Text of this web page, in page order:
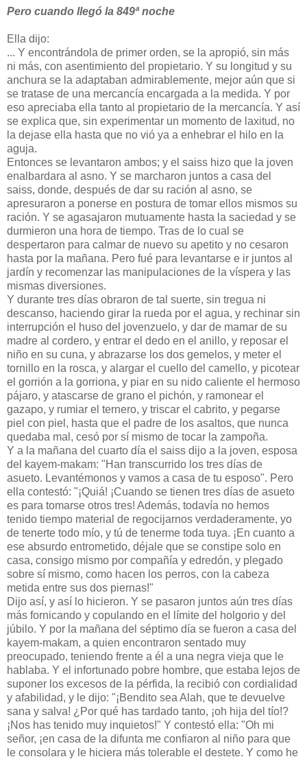
Pero cuando llegó la 849ª noche
Ella dijo:
... Y encontrándola de primer orden, se la apropió, sin más
ni más, con asentimiento del propietario. Y su longitud y su
anchura se la adaptaban admirablemente, mejor aún que si
se tratase de una mercancía encargada a la medida. Y por
eso apreciaba ella tanto al propietario de la mercancía. Y así
se explica que, sin experimentar un momento de laxitud, no
la dejase ella hasta que no vió ya a enhebrar el hilo en la
aguja.
Entonces se levantaron ambos; y el saiss hizo que la joven
enalbardara al asno. Y se marcharon juntos a casa del
saiss, donde, después de dar su ración al asno, se
apresuraron a ponerse en postura de tomar ellos mismos su
ración. Y se agasajaron mutuamente hasta la saciedad y se
durmieron una hora de tiempo. Tras de lo cual se
despertaron para calmar de nuevo su apetito y no cesaron
hasta por la mañana. Pero fué para levantarse e ir juntos al
jardín y recomenzar las manipulaciones de la víspera y las
mismas diversiones.
Y durante tres días obraron de tal suerte, sin tregua ni
descanso, haciendo girar la rueda por el agua, y rechinar sin
interrupción el huso del jovenzuelo, y dar de mamar de su
madre al cordero, y entrar el dedo en el anillo, y reposar el
niño en su cuna, y abrazarse los dos gemelos, y meter el
tornillo en la rosca, y alargar el cuello del camello, y picotear
el gorrión a la gorriona, y piar en su nido caliente el hermoso
pájaro, y atascarse de grano el pichón, y ramonear el
gazapo, y rumiar el ternero, y triscar el cabrito, y pegarse
piel con piel, hasta que el padre de los asaltos, que nunca
quedaba mal, cesó por sí mismo de tocar la zampoña.
Y a la mañana del cuarto día el saiss dijo a la joven, esposa
del kayem-makam: "Han transcurrido los tres días de
asueto. Levantémonos y vamos a casa de tu esposo". Pero
ella contestó: "¡Quiá! ¡Cuando se tienen tres días de asueto
es para tomarse otros tres! Además, todavía no hemos
tenido tiempo material de regocijarnos verdaderamente, yo
de tenerte todo mío, y tú de tenerme toda tuya. ¡En cuanto a
ese absurdo entrometido, déjale que se constipe solo en
casa, consigo mismo por compañía y edredón, y plegado
sobre sí mismo, como hacen los perros, con la cabeza
metida entre sus dos piernas!"
Dijo así, y así lo hicieron. Y se pasaron juntos aún tres días
más fornicando y copulando en el límite del holgorio y del
júbilo. Y por la mañana del séptimo día se fueron a casa del
kayem-makam, a quien encontraron sentado muy
preocupado, teniendo frente a él a una negra vieja que le
hablaba. Y el infortunado pobre hombre, que estaba lejos de
suponer los excesos de la pérfida, la recibió con cordialidad
y afabilidad, y le dijo: "¡Bendito sea Alah, que te devuelve
sana y salva! ¿Por qué has tardado tanto, ¡oh hija del tío!?
¡Nos has tenido muy inquietos!" Y contestó ella: "Oh mi
señor, ¡en casa de la difunta me confiaron al niño para que
le consolara y le hiciera más tolerable el destete. Y como he